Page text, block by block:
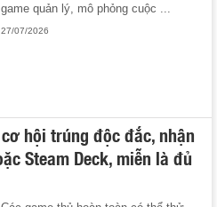
game quản lý, mô phỏng cuộc ...
27/07/2026
hội trúng độc đắc, nhận
Steam Deck, miễn là đủ